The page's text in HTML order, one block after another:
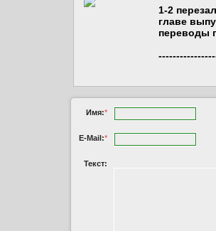
1-2
главе
переводы
Имя:*
E-Mail:*
Текст: